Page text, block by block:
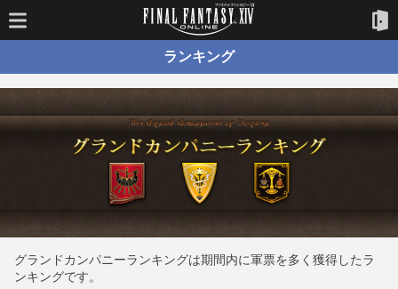
ランキング
グランドカンパニーランキングは期間内に軍票を多く獲得したラ
ンキングです。